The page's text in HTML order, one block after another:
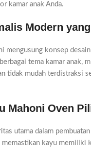
kamar anak Anda.
Modern
mengusung konsep
tema kamar anak,
tidak mudah terdistraksi
Mahoni Oven
utama dalam
kayu memiliki